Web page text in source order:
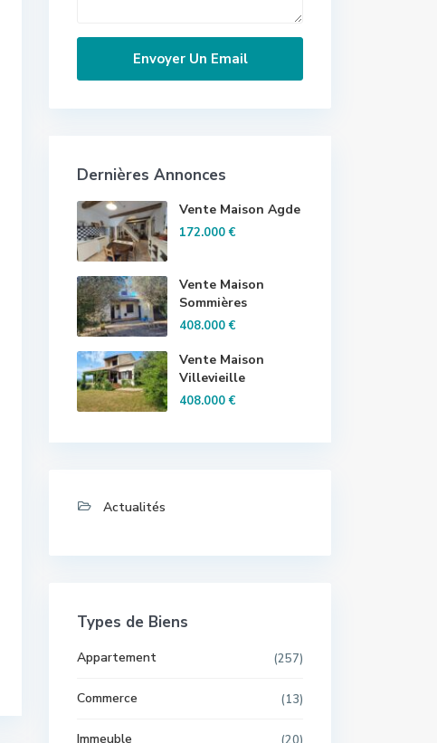
Dernières Annonces
Vente Maison Agde
172.000 €
Vente Maison
Sommières
408.000 €
Vente Maison
Villevieille
408.000 €
Actualités
Types de Biens
Appartement (257)
Commerce (13)
Immeuble